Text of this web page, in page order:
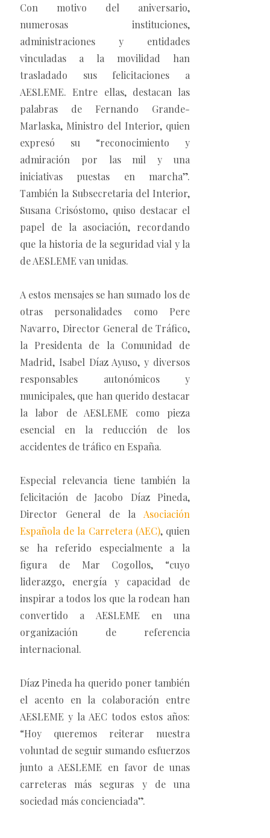
Con motivo del aniversario,
numerosas instituciones,
administraciones y entidades
vinculadas a la movilidad han
trasladado sus felicitaciones a
AESLEME. Entre ellas, destacan las
palabras de Fernando Grande-
Marlaska, Ministro del Interior, quien
expresó su “reconocimiento y
admiración por las mil y una
iniciativas puestas en marcha”.
También la Subsecretaria del Interior,
Susana Crisóstomo, quiso destacar el
papel de la asociación, recordando
que la historia de la seguridad vial y la
de AESLEME van unidas.
A estos mensajes se han sumado los de
otras personalidades como Pere
Navarro, Director General de Tráfico,
la Presidenta de la Comunidad de
Madrid, Isabel Díaz Ayuso, y diversos
responsables autonómicos y
municipales, que han querido destacar
la labor de AESLEME como pieza
esencial en la reducción de los
accidentes de tráfico en España.
Especial relevancia tiene también la
felicitación de Jacobo Díaz Pineda,
Director General de la Asociación
Española de la Carretera (AEC), quien
se ha referido especialmente a la
figura de Mar Cogollos, “cuyo
liderazgo, energía y capacidad de
inspirar a todos los que la rodean han
convertido a AESLEME en una
organización de referencia
internacional.
Díaz Pineda ha querido poner también
el acento en la colaboración entre
AESLEME y la AEC todos estos años:
“Hoy queremos reiterar nuestra
voluntad de seguir sumando esfuerzos
junto a AESLEME en favor de unas
carreteras más seguras y de una
sociedad más concienciada”.